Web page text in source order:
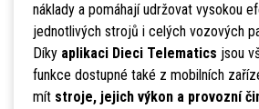
náklady a pomáhají udržovat vysokou
jednotlivých strojů i celých vozových
Díky aplikaci Dieci Telematics jsou
funkce dostupné také z mobilních
mít stroje, jejich výkon a provozní